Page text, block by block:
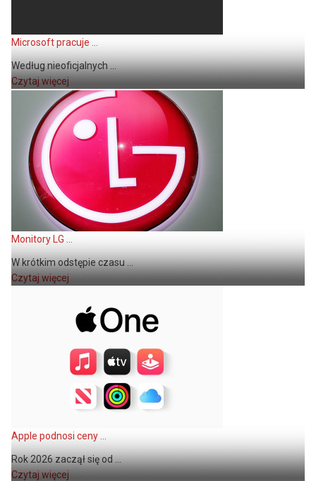
Microsoft pracuje ...
Według nieoficjalnych ...
Czytaj więcej
Monitory LG ...
W krótkim odstępie czasu ...
Czytaj więcej
Apple podnosi ceny ...
Rok 2026 zaczął się od ...
Czytaj więcej